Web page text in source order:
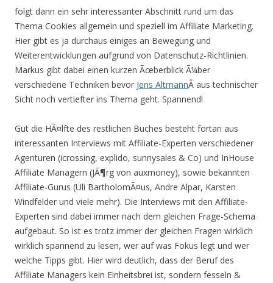
folgt dann ein sehr interessanter Abschnitt rund um das
Thema Cookies allgemein und speziell im Affiliate Marketing.
Hier gibt es ja durchaus einiges an Bewegung und
Weiterentwicklungen aufgrund von Datenschutz-Richtlinien.
Markus gibt dabei einen kurzen Ãœberblick Ã¼ber
verschiedene Techniken bevor Jens AltmannÂ aus technischer
Sicht noch vertiefter ins Thema geht. Spannend!
Gut die HÃ¤lfte des restlichen Buches besteht fortan aus
interessanten Interviews mit Affiliate-Experten verschiedener
Agenturen (icrossing, explido, sunnysales & Co) und InHouse
Affiliate Managern (JÃ¶rg von auxmoney), sowie bekannten
Affiliate-Gurus (Uli BartholomÃ¤us, Andre Alpar, Karsten
Windfelder und viele mehr). Die Interviews mit den Affiliate-
Experten sind dabei immer nach dem gleichen Frage-Schema
aufgebaut. So ist es trotz immer der gleichen Fragen wirklich
wirklich spannend zu lesen, wer auf was Fokus legt und wer
welche Tipps gibt. Hier wird deutlich, dass der Beruf des
Affiliate Managers kein Einheitsbrei ist, sondern fesseln &